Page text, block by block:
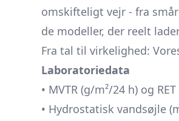
omskifteligt vejr - fra
de modeller, der reelt
Fra tal til virkelighed:
Laboratoriedata
• MVTR (g/m²/24 h) og
• Hydrostatisk vandsøjle